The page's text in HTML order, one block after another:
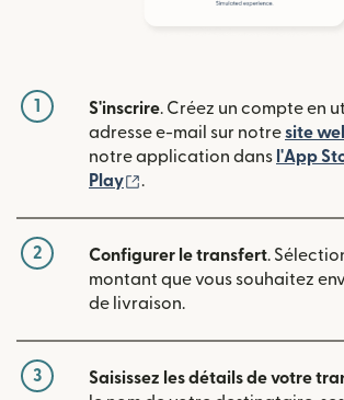
1 S'inscrire. Créez un compte en
adresse e-mail sur notresite
notre application dans l'App
Play
.
2 Configurer le transfert.
montant que vous souhaitez
de livraison.
3 Saisissez les détails de votre